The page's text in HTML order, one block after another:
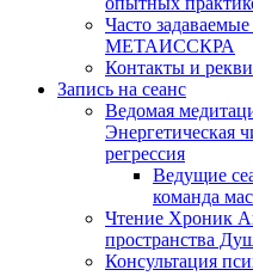
Часто
МЕТАИССКРА
Контакты и
Запись на сеанс
Ведомая
Энергетическая
регрессия
Ведущие
команда
Чтение Хроник
пространства
Консультация